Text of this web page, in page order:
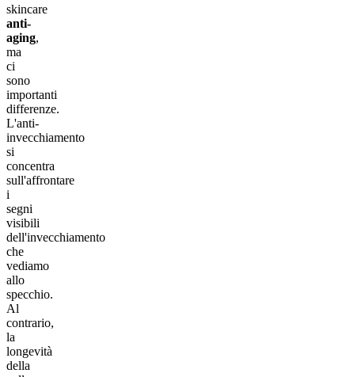
skincare
anti-
aging,
ma
ci
sono
importanti
differenze.
L'anti-
invecchiamento
si
concentra
sull'affrontare
i
segni
visibili
dell'invecchiamento
che
vediamo
allo
specchio.
Al
contrario,
la
longevità
della